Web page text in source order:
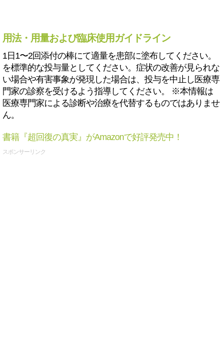
用法・用量および臨床使用ガイドライン
1日1〜2回添付の棒にて適量を患部に塗布してください。
を標準的な投与量としてください。症状の改善が見られな
い場合や有害事象が発現した場合は、投与を中止し医療専
門家の診察を受けるよう指導してください。 ※本情報は
医療専門家による診断や治療を代替するものではありませ
ん。
書籍『超回復の真実』がAmazonで好評発売中！
スポンサーリンク